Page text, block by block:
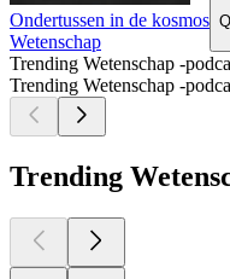
Ondertussen in de kosmos
Wetenschap
Trending Wetenschap -
Trending Wetenschap -
Trending